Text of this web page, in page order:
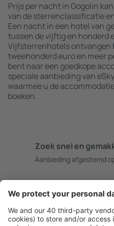
Prijs per nacht in Gogolin
van de sterrenclassificatie
Een nacht in een hotel van
tussen de vijftig en honderd
Vijfsterrenhotels ontvangen
tweehonderd euro en meer
bent naar een goedkope
speciale aanbieding van
waarmee u de
boeken.
Zoek snel en
Aanbieding afgestemd
Plan veilig